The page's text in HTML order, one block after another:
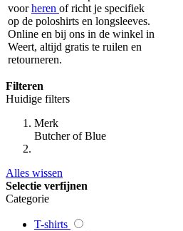
voorheren of richt je specifiek
op de poloshirts en longsleeves.
Online en bij ons in de winkel in
Weert, altijd gratis te ruilen en
retourneren.
Filteren
Huidige filters
Merk
Butcher of Blue
Alles wissen
Selectie verfijnen
Categorie
T-shirts